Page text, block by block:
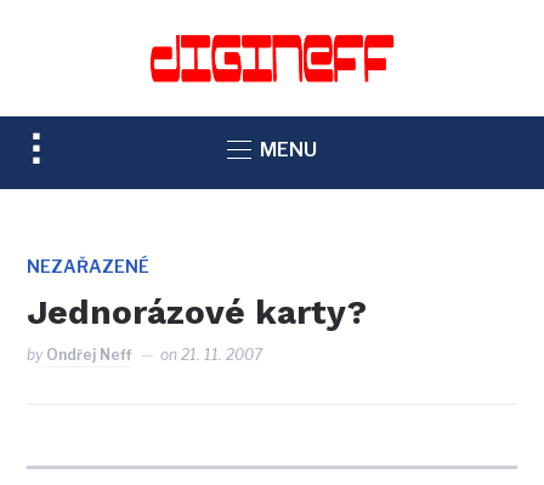
TOGGLE
SIDEBAR
NAVIGATION
MENU
NEZAŘAZENÉ
Jednorázové karty?
by Ondřej Neff on21. 11. 2007